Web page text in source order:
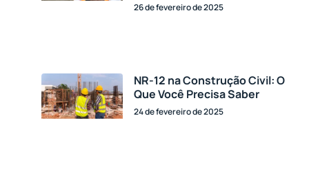
26 de fevereiro de 2025
NR-12 na Construção Civil: O
Que Você Precisa Saber
24 de fevereiro de 2025